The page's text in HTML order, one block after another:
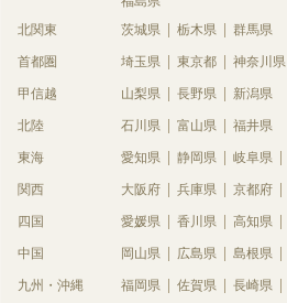
北関東
茨城県 栃木県 群馬県
首都圏 埼玉県 東京都 神奈川県
甲信越 山梨県 長野県 新潟県
北陸 石川県 富山県 福井県
東海 愛知県 静岡県 岐阜県
関西 大阪府 兵庫県 京都府
四国 愛媛県 香川県 高知県
中国 岡山県 広島県 島根県
九州・沖縄 福岡県 佐賀県 長崎県